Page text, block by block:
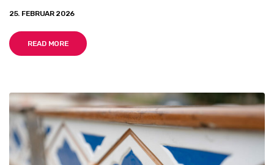
25. FEBRUAR 2026
READ MORE